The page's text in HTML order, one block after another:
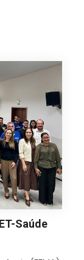
Saúde